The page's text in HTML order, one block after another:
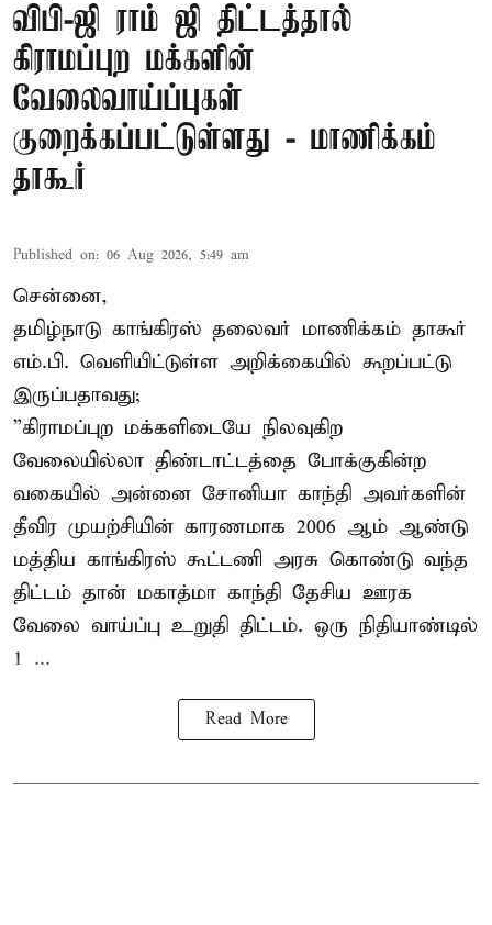
விபி-ஜி ராம் ஜி திட்டத்தால்
கிராமப்புற மக்களின்
வேலைவாய்ப்புகள்
குறைக்கப்பட்டுள்ளது - மாணிக்கம்
தாகூர்
Published on: 06 Aug 2026, 5:49 am
சென்னை,
தமிழ்நாடு காங்கிரஸ் தலைவர் மாணிக்கம் தாகூர்
எம்.பி. வெளியிட்டுள்ள அறிக்கையில் கூறப்பட்டு
இருப்பதாவது;
”கிராமப்புற மக்களிடையே நிலவுகிற
வேலையில்லா திண்டாட்டத்தை போக்குகின்ற
வகையில் அன்னை சோனியா காந்தி அவர்களின்
தீவிர முயற்சியின் காரணமாக 2006 ஆம் ஆண்டு
மத்திய காங்கிரஸ் கூட்டணி அரசு கொண்டு வந்த
திட்டம் தான் மகாத்மா காந்தி தேசிய ஊரக
வேலை வாய்ப்பு உறுதி திட்டம். ஒரு நிதியாண்டில்
1 ...
Read More